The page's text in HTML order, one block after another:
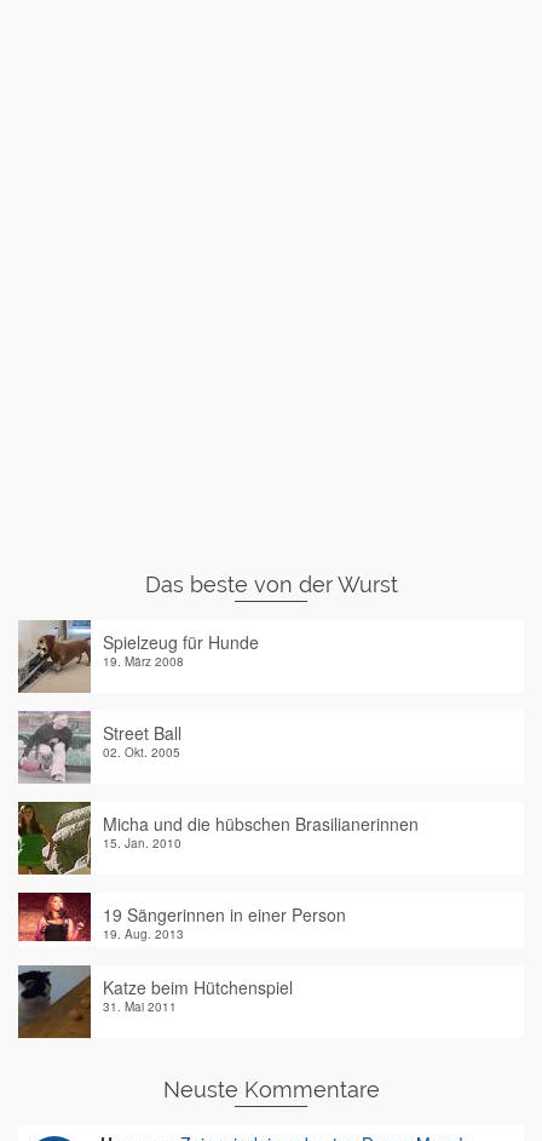
Das beste von der Wurst
Spielzeug für Hunde
19. März 2008
Street Ball
02. Okt. 2005
Micha und die hübschen Brasilianerinnen
15. Jan. 2010
19 Sängerinnen in einer Person
19. Aug. 2013
Katze beim Hütchenspiel
31. Mai 2011
Neuste Kommentare